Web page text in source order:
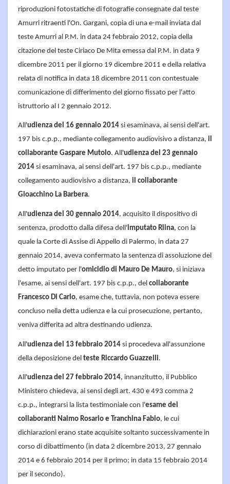
riproduzioni fotostatiche di fotografie consegnate dal teste
Amurri ritraenti l'On. Gargani, copia di una e-mail inviata dal
teste Amurri al P.M. in data 24 febbraio 2012, copia della
citazione del teste Ciriaco De Mita emessa dal P.M. in data 9
dicembre 2011 per il giorno 19 dicembre 2011 e della relativa
relata di notifica in data 18 dicembre 2011 con contestuale
comunicazione di differimento del giorno fissato per l'atto
istruttorio al I 2 gennaio 2012.
All'udienza del 16 gennaio 2014 si esaminava, ai sensi dell'art.
197 bis c.p.p., mediante collegamento audiovisivo a distanza, il
collaborante Gaspare Mutolo. All'udienza del 23 gennaio
2014 si esaminava, ai sensi dell'art. 197 bis c.p.p., mediante
collegamento audiovisivo a distanza, il collaborante
Gioacchino La Barbera.
All'udienza del 30 gennaio 2014, acquisito il dispositivo di
sentenza, prodotto dalla difesa dell'imputato Riina, con la
quale la Corte di Assise di Appello di Palermo, in data 27
gennaio 2014, aveva confermato la sentenza di assoluzione del
detto imputato per l'omicidio di Mauro De Mauro, si iniziava
l'esame, ai sensi dell'art. 197 bis c.p.p., del collaborante
Francesco Di Carlo, esame che, tuttavia, non poteva essere
concluso nella detta udienza e la cui prosecuzione, pertanto,
veniva differita ad altra destinando udienza.
All'udienza del 13 febbraio 2014 si procedeva all'assunzione
della deposizione del teste Riccardo Guazzelli.
All'udienza del 27 febbraio 2014, innanzitutto, il Pubblico
Ministero chiedeva, ai sensi degli art. 430 e 493 comma 2
c.p.p., integrarsi la lista testimoniale con l'esame dei
collaboranti Naimo Rosario e Tranchina Fabio, le cui
dichiarazioni erano state acquisite soltanto successivamente in
corso di dibattimento (in data 2 dicembre 2013, 27 gennaio
2014 e 6 febbraio 2014 per il primo; in data 15 febbraio 2014
per il secondo).